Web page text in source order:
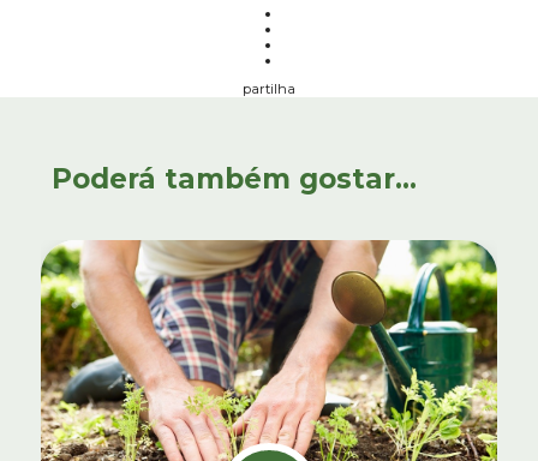
partilha
Poderá também gostar...